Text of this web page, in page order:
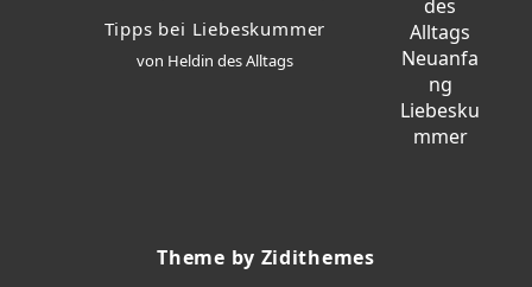
Tipps bei Liebeskummer
von Heldin des Alltags
Theme by Zidithemes